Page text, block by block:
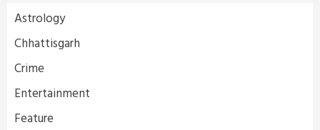
Astrology
Chhattisgarh
Crime
Entertainment
Feature